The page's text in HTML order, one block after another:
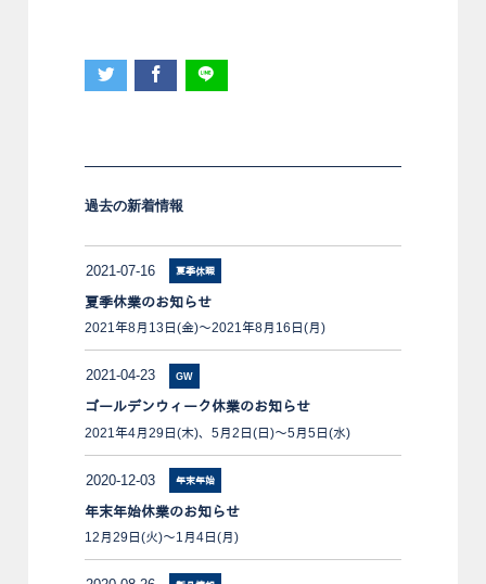
過去の新着情報
2021-07-16 夏季休暇
夏季休業のお知らせ
2021年8月13日(金)～2021年8月16日(月)
2021-04-23 GW
ゴールデンウィーク休業のお知らせ
2021年4月29日(木)、5月2日(日)～5月5日(水)
2020-12-03 年末年始
年末年始休業のお知らせ
12月29日(火)～1月4日(月)